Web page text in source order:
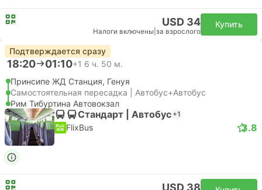
USD 34
Налоги включены за взрослого
Купить
Подтверждается сразу
18:20 01:10+1 6 ч. 50 м.
Принсипе ЖД Станция, Генуя
Самостоятельная пересадка | Автобус+Автобус
Рим Тибуртина Автовокзал
Стандарт | Автобус +1
FlixBus 3.8
USD 38